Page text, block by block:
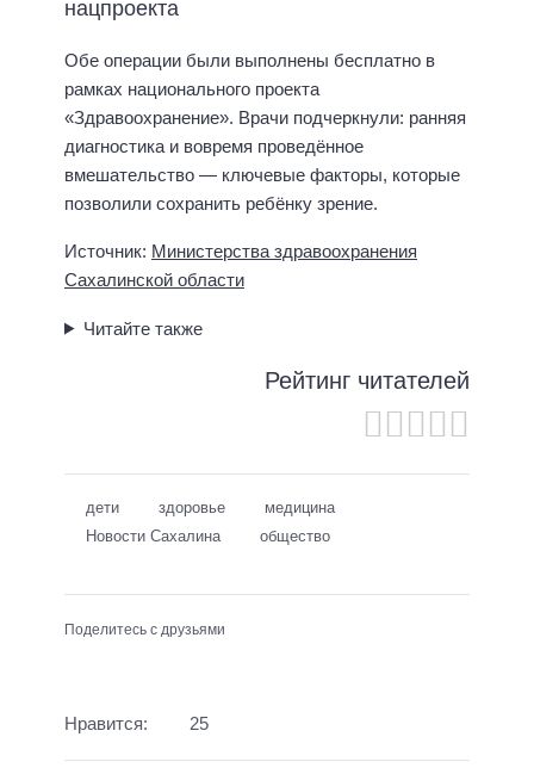
нацпроекта
Обе операции были выполнены бесплатно в
рамках национального проекта
«Здравоохранение». Врачи подчеркнули: ранняя
диагностика и вовремя проведённое
вмешательство — ключевые факторы, которые
позволили сохранить ребёнку зрение.
Источник: Министерства здравоохранения
Сахалинской области
Читайте также
Рейтинг читателей
дети здоровье
медицина
Новости Сахалина
общество
Поделитесь с друзьями
Нравится: 25